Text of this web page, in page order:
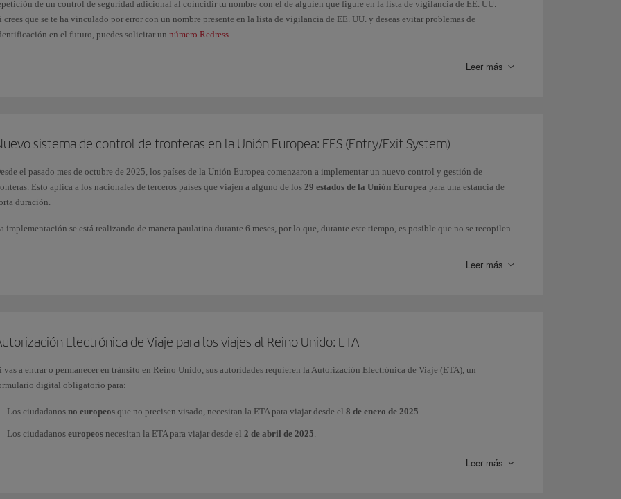
de un control de seguridad adicional al coincidir tu nombre con el de alguien que figure en la lista de vigilancia de EE. UU.
crees que se te ha vinculado por error con un nombre presente en la lista de vigilancia de EE. UU. y deseas evitar problemas de
en el futuro, puedes solicitar un número Redress.
Leer más
sistema de control de fronteras en la Unión Europea: EES (Entry/Exit System)
el pasado mes de octubre de 2025, los países de la Unión Europea comenzaron a implementar un nuevo control y gestión de
Esto aplica a los nacionales de terceros países que viajen a alguno de los 29 estados de la Unión Europea para una estancia de
duración.
implementación se está realizando de manera paulatina durante 6 meses, por lo que, durante este tiempo, es posible que no se recopilen
Leer más
Electrónica de Viaje para los viajes al Reino Unido: ETA
vas a entrar o permanecer en tránsito en Reino Unido, sus autoridades requieren la Autorización Electrónica de Viaje (ETA), un
digital obligatorio para:
Los ciudadanos no europeos que no precisen visado, necesitan la ETA para viajar desde el 8 de enero de 2025.
Los ciudadanos europeos necesitan la ETA para viajar desde el 2 de abril de 2025.
Leer más